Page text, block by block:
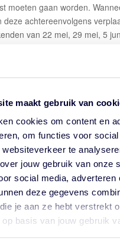
maakt gebruik van
cookies om content en
om functies voor
te
jouw gebruik van onze
social media, adverteren
deze gegevens
je aan ze hebt verstrekt
basis van jouw gebruik
moeten gaan worden.
deze achtereenvolgens
van 22 mei, 29 mei, 5
competitie opzet tot de
De verenigingen
JEUGDCOMPETITIES
zijn op dit
alle input van de
donderdag 24 december zal
voor de tweede
voor de
kunnen dan